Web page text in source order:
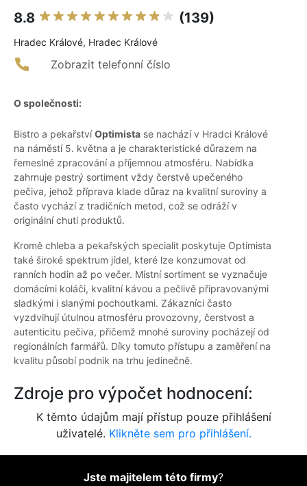
8.8 (139)
Hradec Králové, Hradec Králové
Zobrazit telefonní číslo
O společnosti:
Bistro a pekařstvíOptimista se nachází v Hradci Králové
na náměstí 5. května a je charakteristické důrazem na
řemeslné zpracování a příjemnou atmosféru. Nabídka
zahrnuje pestrý sortiment vždy čerstvě upečeného
pečiva, jehož příprava klade důraz na kvalitní suroviny a
často vychází z tradičních metod, což se odráží v
originální chuti produktů.
Kromě chleba a pekařských specialit poskytuje Optimista
také široké spektrum jídel, které lze konzumovat od
ranních hodin až po večer. Místní sortiment se vyznačuje
domácími koláči, kvalitní kávou a pečlivě připravovanými
sladkými i slanými pochoutkami. Zákazníci často
vyzdvihují útulnou atmosféru provozovny, čerstvost a
autenticitu pečiva, přičemž mnohé suroviny pocházejí od
regionálních farmářů. Díky tomuto přístupu a zaměření na
kvalitu působí podnik na trhu jedinečně.
Zdroje pro výpočet hodnocení:
K těmto údajům mají přístup pouze přihlášení
uživatelé. Klikněte sem pro přihlášení.
Jste majitelem této firmy?